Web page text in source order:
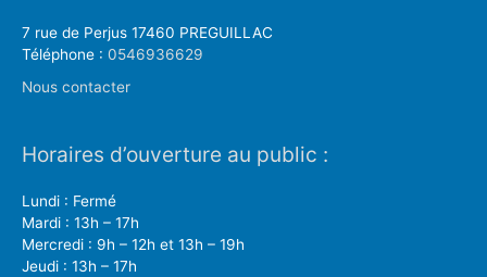
7 rue de Perjus 17460 PREGUILLAC
Téléphone : 0546936629
Nous contacter
Horaires d’ouverture au public :
Lundi : Fermé
Mardi : 13h – 17h
Mercredi : 9h – 12h et 13h – 19h
Jeudi : 13h – 17h